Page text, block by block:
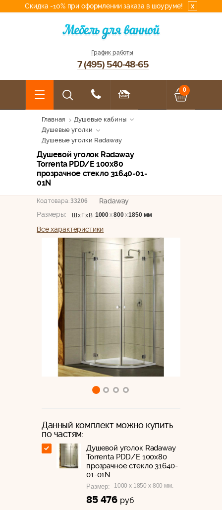
Скидка -10% при оформлении заказа в шоуруме! x
График работы
7 (495) 540-48-65
0
Главная
Душевые кабины
Душевые уголки
Душевые уголки Radaway
Душевой уголок Radaway
Torrenta PDD/E 100x80
прозрачное стекло 31640-01-
01N
Код товара: 33206
Radaway
Размеры:
ШхГхВ:1000х800х1850 мм
Все характеристики
Данный комплект можно купить
по частям:
Душевой уголок Radaway
Torrenta PDD/E 100x80
прозрачное стекло 31640-
01-01N
Размер: 1000 x 1850 x 800 мм.
85 476 руб